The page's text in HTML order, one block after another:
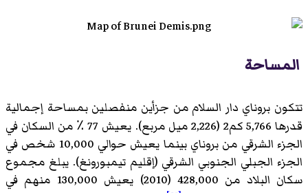
المساحة
تتكون بروناي دار السلام من جزأين منفصلين بمساحة إجمالية
قدرها 5,766 كم2 (2,226 ميل مربع). يعيش 77 ٪ من السكان في
الجزء الشرقي من بروناي بينما يعيش حوالي 10,000 شخص في
الجزء الجبلي الجنوبي الشرقي (إقليم تيمبورونغ). يبلغ مجموع
سكان البلاد من 428,000 (2010) يعيش 130,000 منهم في